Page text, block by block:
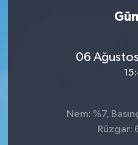
06
Nem: %7,
Rüzgar: